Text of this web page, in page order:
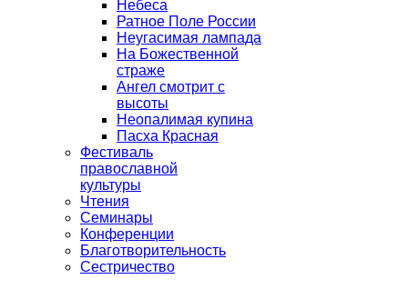
Небеса
Ратное Поле России
Неугасимая лампада
На Божественной
страже
Ангел смотрит с
высоты
Неопалимая купина
Пасха Красная
Фестиваль
православной
культуры
Чтения
Семинары
Конференции
Благотворительность
Сестричество